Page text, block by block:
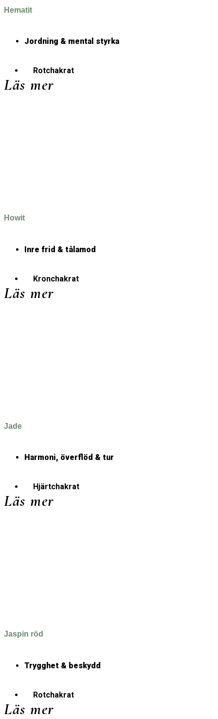
Hematit
Jordning & mental styrka
Rotchakrat
Läs mer
Howit
Inre frid & tålamod
Kronchakrat
Läs mer
Jade
Harmoni, överflöd & tur
Hjärtchakrat
Läs mer
Jaspin röd
Trygghet & beskydd
Rotchakrat
Läs mer